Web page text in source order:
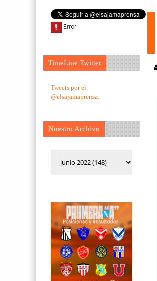
TimeLine Twitter
Tweets por el
@elsajamaprensa.
Nuestro Archivo